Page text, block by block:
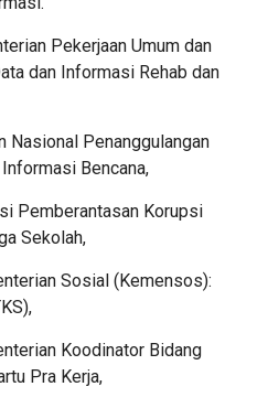
Pekerjaan Umum dan
dan Informasi Rehab dan
Nasional Penanggulangan
Bencana,
Pemberantasan Korupsi
Sekolah,
Sosial (Kemensos):
Koodinator Bidang
Pra Kerja,